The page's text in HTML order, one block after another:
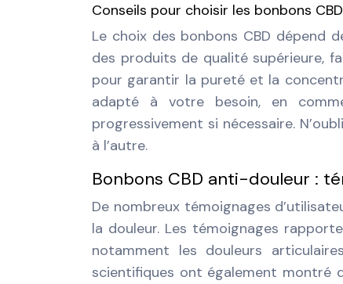
Conseils pour choisir les bonbons CBD
Le choix des bonbons CBD dépend
des produits de qualité supérieure,
pour garantir la pureté et la
adapté à votre besoin, en
progressivement si nécessaire.
à l’autre.
Bonbons CBD anti-douleur :
De nombreux témoignages
la douleur. Les témoignages
notamment les douleurs
scientifiques ont également montré